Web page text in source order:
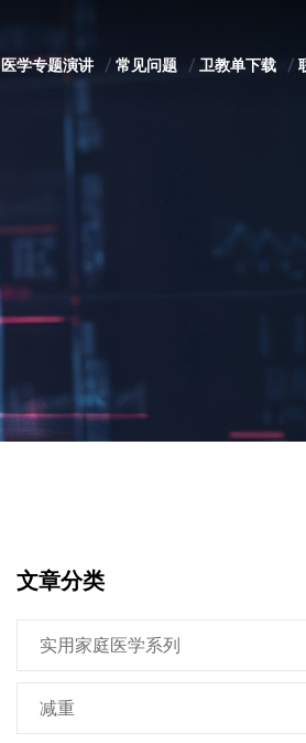
医学专题演讲 常见问题 卫教单下载
文章分类
实用家庭医学系列
减重